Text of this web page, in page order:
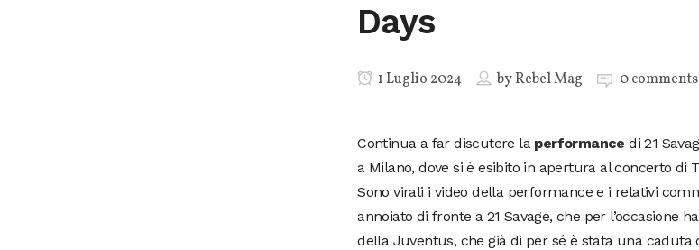
Days
1 Luglio 2024 byRebel Mag 0 comments
Continua a far discutere la performance di 21
a Milano, dove si è esibito in apertura al concerto di
Sono virali i video della performance e i relativi
annoiato di fronte a 21 Savage, che per l’occasione
della Juventus, che già di per sé è stata una caduta